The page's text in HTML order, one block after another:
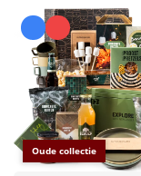
Oude collectie